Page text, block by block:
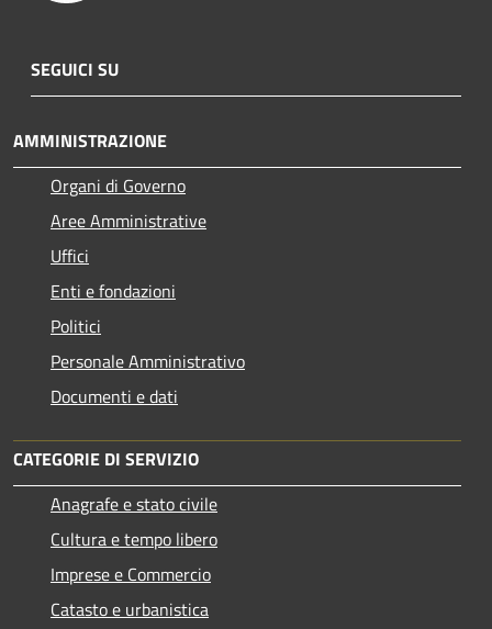
SEGUICI SU
AMMINISTRAZIONE
Organi di Governo
Aree Amministrative
Uffici
Enti e fondazioni
Politici
Personale Amministrativo
Documenti e dati
CATEGORIE DI SERVIZIO
Anagrafe e stato civile
Cultura e tempo libero
Imprese e Commercio
Catasto e urbanistica